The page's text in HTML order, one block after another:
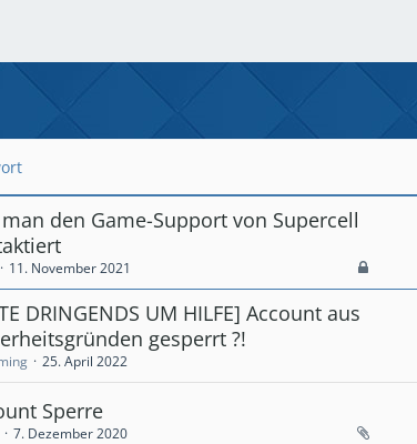
den Game-Support von Supercell
11. November 2021
DRINGENDS UM HILFE] Account aus
gesperrt ?!
25. April 2022
Sperre
7. Dezember 2020